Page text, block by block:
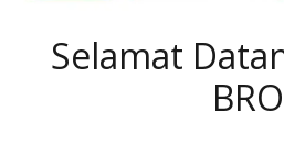
Selamat
BRO